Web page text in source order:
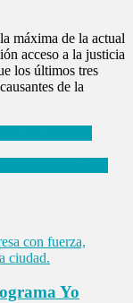
máxima de la actual
acceso a la justicia
los últimos tres
de la
Yo